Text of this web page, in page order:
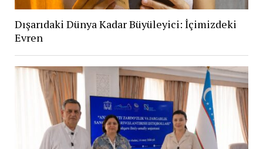
Dışarıdaki Dünya Kadar Büyüleyici: İçimizdeki
Evren